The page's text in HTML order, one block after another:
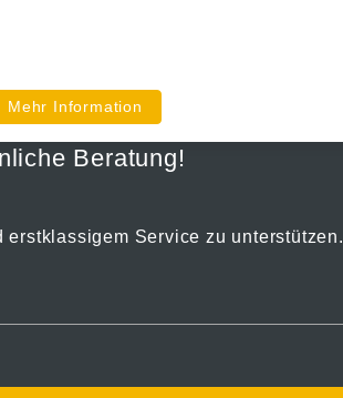
Mehr Information
Beratung!
Service zu unterstützen.